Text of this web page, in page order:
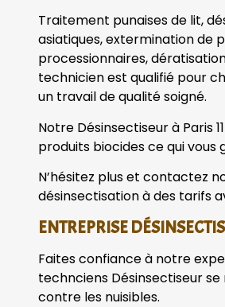
Traitement punaises de lit,
asiatiques, extermination de
processionnaires,
technicien est qualifié pour
un travail de qualité soigné.
Notre Désinsectiseur à Paris
produits biocides ce qui
N’hésitez plus et contactez
désinsectisation à des tarifs
ENTREPRISE
Faites confiance à notre
technciens Désinsectiseur
contre les nuisibles.